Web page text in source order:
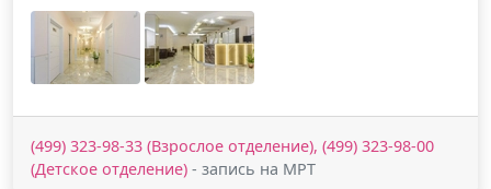
(499) 323-98-33 (Взрослое отделение), (499) 323-98-00
(Детское отделение) - запись на МРТ